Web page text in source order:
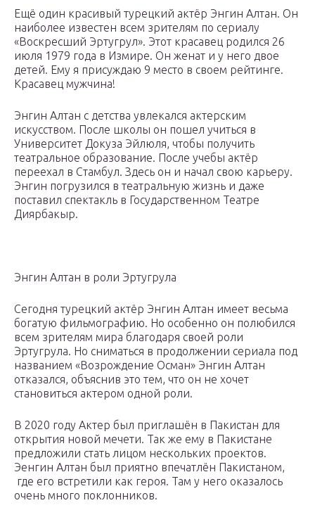
Ещё один красивый турецкий актёр Энгин Алтан. Он
наиболее известен всем зрителям по сериалу
«Воскресший Эртугрул». Этот красавец родился 26
июля 1979 года в Измире. Он женат и у него двое
детей. Ему я присуждаю 9 место в своем рейтинге.
Красавец мужчина!
Энгин Алтан с детства увлекался актерским
искусством. После школы он пошел учиться в
Университет Докуза Эйлюля, чтобы получить
театральное образование. После учебы актёр
переехал в Стамбул. Здесь он и начал свою карьеру.
Энгин погрузился в театральную жизнь и даже
поставил спектакль в Государственном Театре
Диярбакыр.
Энгин Алтан в роли Эртугрула
Сегодня турецкий актёр Энгин Алтан имеет весьма
богатую фильмографию. Но особенно он полюбился
всем зрителям мира благодаря своей роли
Эртугрула. Но сниматься в продолжении сериала под
названием «Возрождение Осман» Энгин Алтан
отказался, объяснив это тем, что он не хочет
становиться актером одной роли.
В 2020 году Актер был приглашён в Пакистан для
открытия новой мечети. Так же ему в Пакистане
предложили стать лицом нескольких проектов.
Эенгин Алтан был приятно впечатлён Пакистаном,
где его встретили как героя. Там у него оказалось
очень много поклонников.